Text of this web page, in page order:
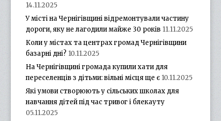
14.11.2025
У місті на Чернігівщині відремонтували частину
дороги, яку не лагодили майже 30 років 11.11.2025
Коли у містах та центрах громад Чернігівщини
базарні дні? 10.11.2025
На Чернігівщині громада купили хати для
переселенців з дітьми: вільні місця ще є 10.11.2025
Які умови створюють у сільських школах для
навчання дітей під час тривог і блекауту
05.11.2025